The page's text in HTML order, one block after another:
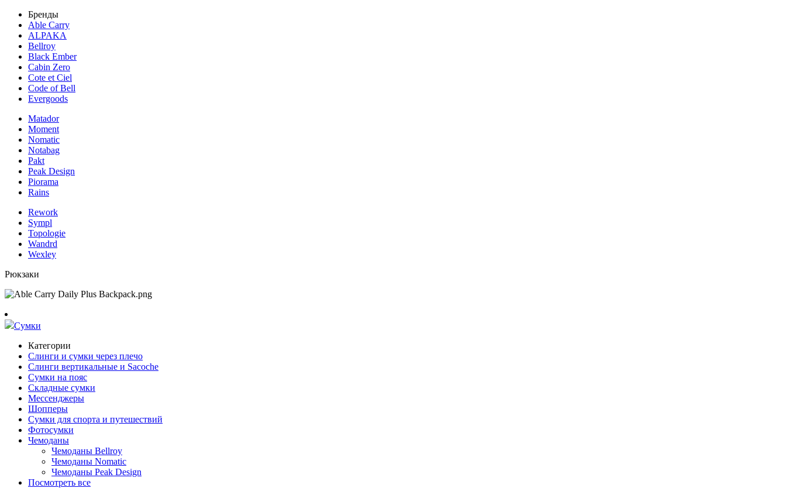
Бренды
Able Carry
ALPAKA
Bellroy
Black Ember
Cabin Zero
Cote et Ciel
Code of Bell
Evergoods
Matador
Moment
Nomatic
Notabag
Pakt
Peak Design
Piorama
Rains
Rework
Sympl
Topologie
Wandrd
Wexley
Рюкзаки
Сумки
Категории
Слинги и сумки через плечо
Слинги вертикальные и Sacoche
Сумки на пояс
Складные сумки
Мессенджеры
Шопперы
Сумки для спорта и путешествий
Фотосумки
Чемоданы
Чемоданы Bellroy
Чемоданы Nomatic
Чемоданы Peak Design
Посмотреть все